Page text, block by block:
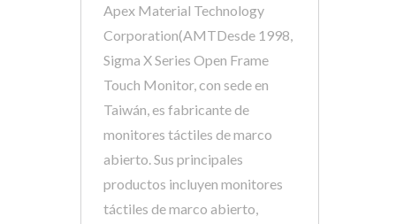
Apex Material Technology
Corporation(AMTDesde 1998,
Sigma X Series Open Frame
Touch Monitor, con sede en
Taiwán, es fabricante de
monitores táctiles de marco
abierto. Sus principales
productos incluyen monitores
táctiles de marco abierto,